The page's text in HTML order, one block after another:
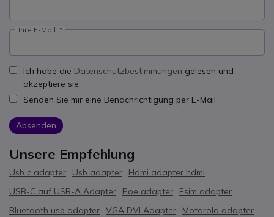
Ihre E-Mail:
Ich habe die Datenschutzbestimmungen gelesen und
akzeptiere sie.
Senden Sie mir eine Benachrichtigung per E-Mail
Absenden
Unsere Empfehlung
Usb c adapter Usb adapter
Hdmi adapter hdmi
USB-C auf USB-A Adapter
Poe adapter
Esim adapter
Bluetooth usb adapter VGA DVI Adapter
Motorola adapter